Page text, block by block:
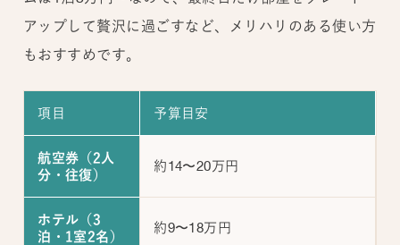
アップして贅沢に過ごすなど、メリハリのある使い方
もおすすめです。
項目 予算目安
航空券（2人
分・往復）
約14〜20万円
ホテル（3
泊・1室2名）
約9〜18万円